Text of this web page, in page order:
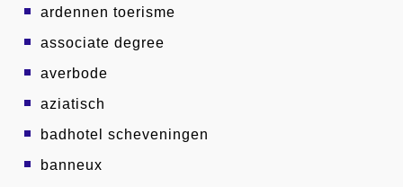
ardennen toerisme
associate degree
averbode
aziatisch
badhotel scheveningen
banneux